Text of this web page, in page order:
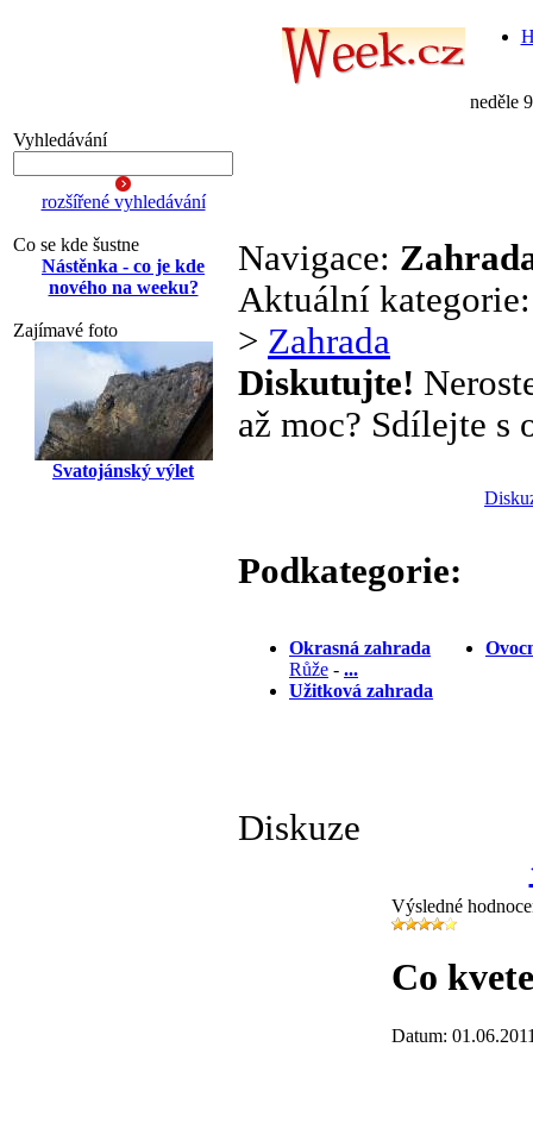
neděle
Vyhledávání
rozšířené vyhledávání
Co se kde šustne
Nástěnka - co je kde
nového na weeku?
Zajímavé foto
Svatojánský výlet
Navigace:
Aktuální
> Zahrada
Diskutujte!
až moc? Sdílejte s
Podkategorie:
Okrasná zahrada
Růže - ...
Užitková zahrada
Diskuze
Výsledné
Co
Datum: